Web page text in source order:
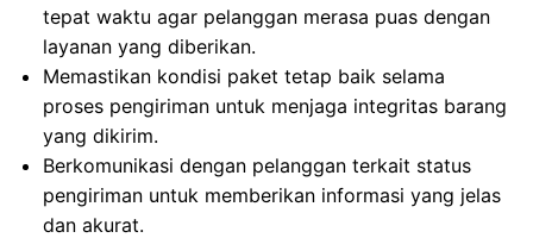
tepat waktu agar pelanggan merasa puas dengan
layanan yang diberikan.
Memastikan kondisi paket tetap baik selama
proses pengiriman untuk menjaga integritas barang
yang dikirim.
Berkomunikasi dengan pelanggan terkait status
pengiriman untuk memberikan informasi yang jelas
dan akurat.